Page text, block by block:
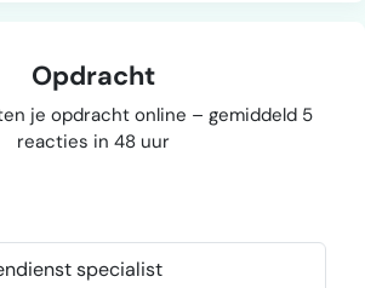
Opdracht
je opdracht online – gemiddeld 5
reacties in 48 uur